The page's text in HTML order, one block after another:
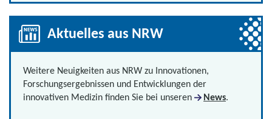
Aktuelles aus NRW
Weitere Neuigkeiten aus NRW zu Innovationen,
Forschungsergebnissen und Entwicklungen der
innovativen Medizin finden Sie bei unseren
News.